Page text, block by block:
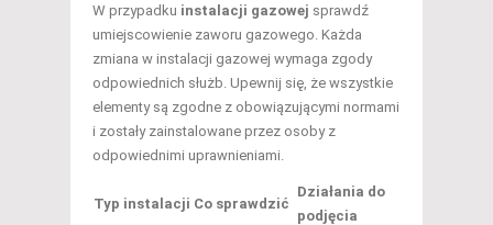
W przypadku instalacji gazowej sprawdź
umiejscowienie zaworu gazowego. Każda
zmiana w instalacji gazowej wymaga zgody
odpowiednich służb. Upewnij się, że wszystkie
elementy są zgodne z obowiązującymi normami
i zostały zainstalowane przez osoby z
odpowiednimi uprawnieniami.
Typ instalacji Co sprawdzić
Działania do
podjęcia